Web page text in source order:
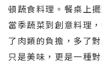
頓蔬食料理。餐桌上
當季蔬菜到創意料理
了肉類的負擔，多了
只是美味，更是一種